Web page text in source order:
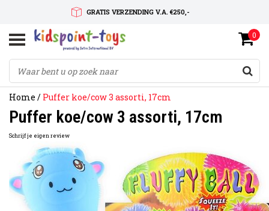
GRATIS VERZENDING V.A. €250,-
SNELLE LEVERTIJD
SERVICE OP MAAT
0
Home / Puffer koe/cow 3 assorti, 17cm
Puffer koe/cow 3 assorti, 17cm
Schrijf je eigen review